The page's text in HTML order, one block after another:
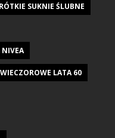
SUKNIE ŚLUBNE
NIVEA
LATA 60